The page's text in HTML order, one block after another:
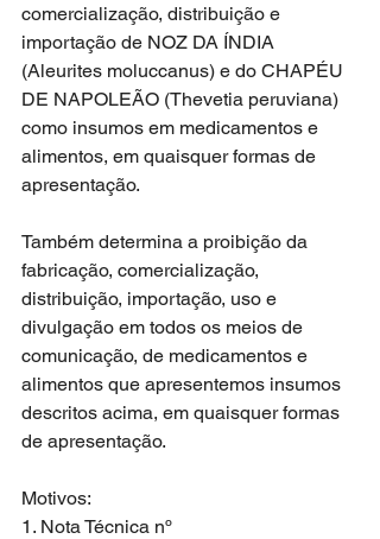
comercialização, distribuição e
importação de NOZ DA ÍNDIA
(Aleurites moluccanus) e do CHAPÉU
DE NAPOLEÃO (Thevetia peruviana)
como insumos em medicamentos e
alimentos, em quaisquer formas de
apresentação.
Também determina a proibição da
fabricação, comercialização,
distribuição, importação, uso e
divulgação em todos os meios de
comunicação, de medicamentos e
alimentos que apresentemos insumos
descritos acima, em quaisquer formas
de apresentação.
Motivos:
1. Nota Técnica nº